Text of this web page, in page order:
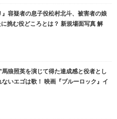
容疑者の息子役松村北斗、被害者の娘
挑む役どころとは？ 新規場面写真 解
狼照英を演じて得た達成感と役者とし
いエゴは歌！ 映画『ブルーロック』イ